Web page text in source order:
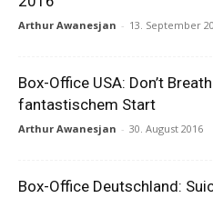
Arthur Awanesjan - 13. September
Box-Office USA: Don’t
fantastischem Start
Arthur Awanesjan - 30. August 2016
Box-Office Deutschland: